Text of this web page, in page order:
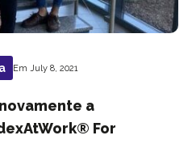
Em July 8, 2021
a
For